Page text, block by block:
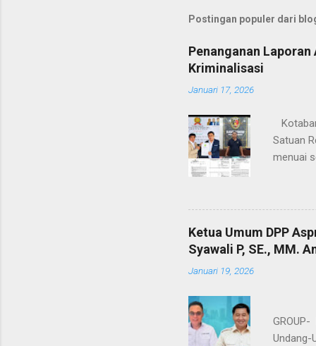
Postingan populer dari
Penanganan
Kriminalisasi
Januari 17, 2026
Satuan
menuai
profesi
2025
advokat,
hukum.
Ketua Umum DPP
Syawali P, SE., MM.
Januari 19, 2026
Undang-